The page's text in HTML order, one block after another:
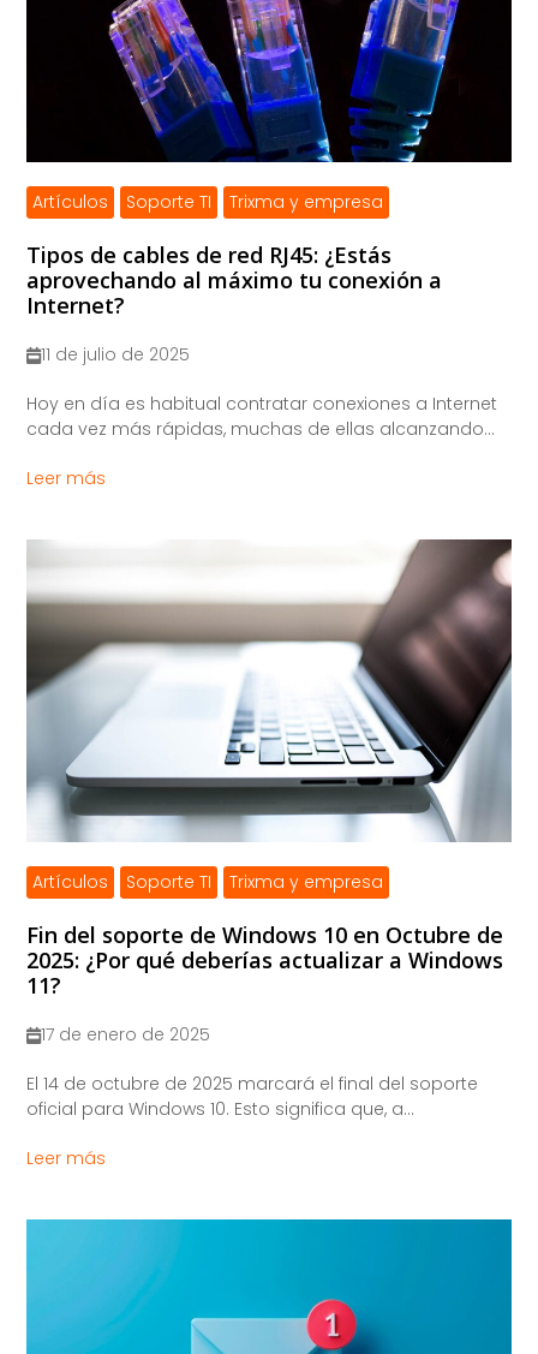
Artículos Soporte TI Trixma y empresa
Tipos de cables de red RJ45: ¿Estás
aprovechando al máximo tu conexión a
Internet?
11 de julio de 2025
Hoy en día es habitual contratar conexiones a Internet
cada vez más rápidas, muchas de ellas alcanzando...
Leer más
Artículos Soporte TI Trixma y empresa
Fin del soporte de Windows 10 en Octubre de
2025: ¿Por qué deberías actualizar a Windows
11?
17 de enero de 2025
El 14 de octubre de 2025 marcará el final del soporte
oficial para Windows 10. Esto significa que, a...
Leer más